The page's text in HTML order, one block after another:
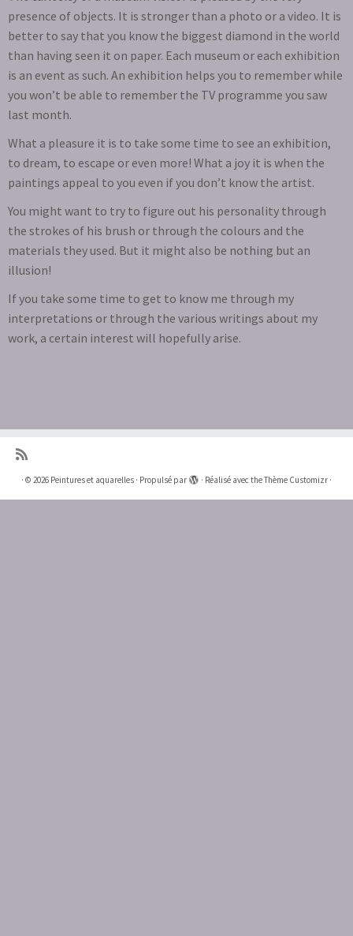
presence of objects. It is stronger than a photo or a video. It is
better to say that you know the biggest diamond in the world
than having seen it on paper. Each museum or each exhibition
is an event as such. An exhibition helps you to remember while
you won’t be able to remember the TV programme you saw
last month.
What a pleasure it is to take some time to see an exhibition,
to dream, to escape or even more! What a joy it is when the
paintings appeal to you even if you don’t know the artist.
You might want to try to figure out his personality through
the strokes of his brush or through the colours and the
materials they used. But it might also be nothing but an
illusion!
If you take some time to get to know me through my
interpretations or through the various writings about my
work, a certain interest will hopefully arise.
· © 2026 Peintures et aquarelles · Propulsé par · Réalisé avec theThème Customizr ·